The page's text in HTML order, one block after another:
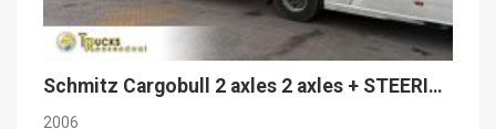
Schmitz Cargobull 2 axles 2 axles + STEERING AXLE + LOAD LIFT + CARRIER MAXIMA 1300
2006